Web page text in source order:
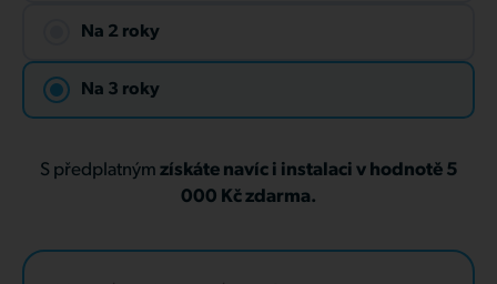
Na 2 roky
Na 3 roky
S předplatným získáte navíc i instalaci v hodnotě 5
000 Kč zdarma.